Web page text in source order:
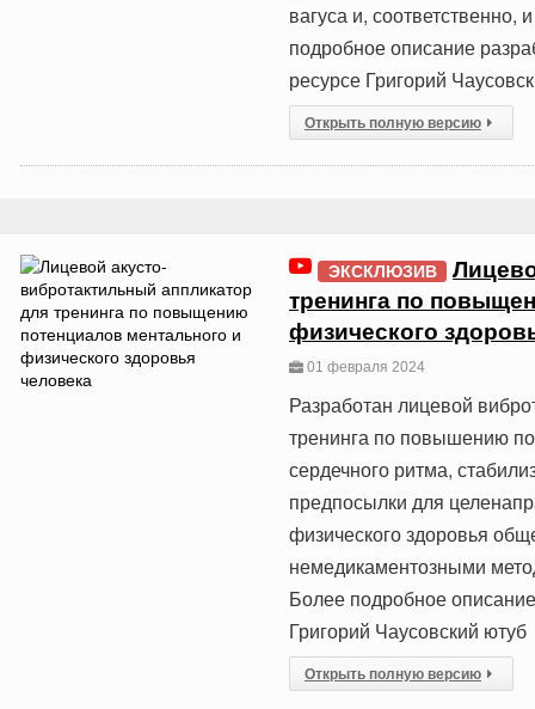
вагуса и,
подробное описание
ресурсе Григорий
Открыть полную версию
ЭКСКЛЮЗИВ
тренинга по
физического
01 февраля 2024
Разработан лицевой
тренинга по повышению
сердечного ритма,
предпосылки для
физического здоровья
немедикаментозными
Более подробное
Григорий Чаусовский ютуб
Открыть полную версию